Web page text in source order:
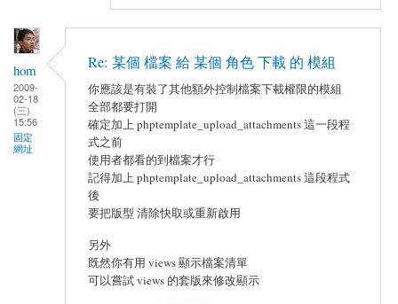
hom
2009-
02-18
(三)
15:56
固定
網址
Re: 某個 檔案 給 某個 角色 下載 的 模組
你應該是有裝了其他額外控制檔案下載權限的模組
全部都要打開
確定加上 phptemplate_upload_attachments 這一段程
式之前
使用者都看的到檔案才行
記得加上 phptemplate_upload_attachments 這段程式
後
要把版型 清除快取或重新啟用
另外
既然你有用 views 顯示檔案清單
可以嘗試 views 的套版來修改顯示